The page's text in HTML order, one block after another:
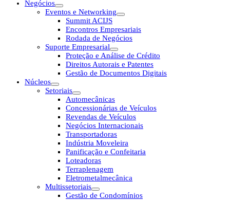
Negócios
Eventos e Networking
Summit ACIJS
Encontros Empresariais
Rodada de Negócios
Suporte Empresarial
Proteção e Análise de Crédito
Direitos Autorais e Patentes
Gestão de Documentos Digitais
Núcleos
Setoriais
Automecânicas
Concessionárias de Veículos
Revendas de Veículos
Negócios Internacionais
Transportadoras
Indústria Moveleira
Panificação e Confeitaria
Loteadoras
Terraplenagem
Eletrometalmecânica
Multissetoriais
Gestão de Condomínios